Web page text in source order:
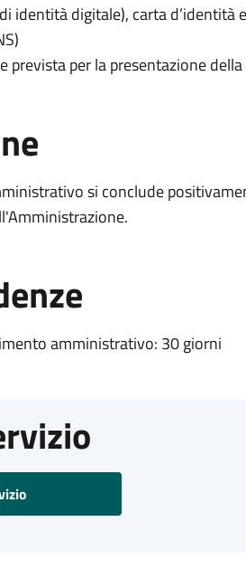
identità digitale), carta d’identità
per la presentazione della
si conclude
amministrativo: 30 giorni